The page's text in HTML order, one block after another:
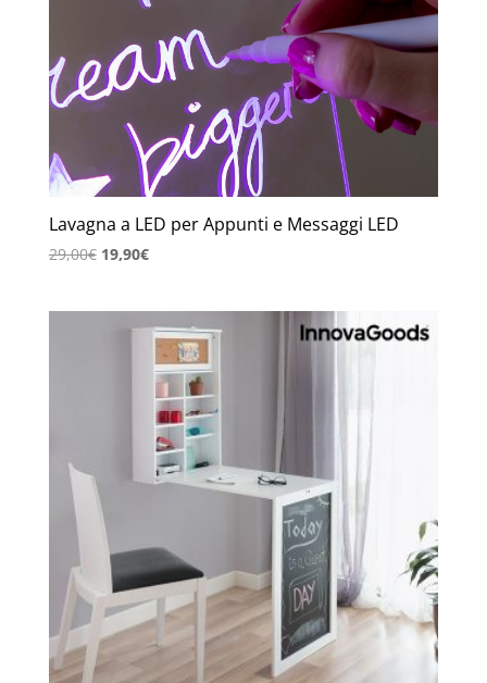
Lavagna a LED per Appunti e Messaggi LED
29,00€ Il
19,90€Il
è:
19,90€.